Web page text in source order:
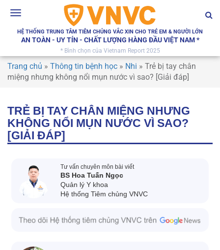
Toggle
HỆ THỐNG TRUNG TÂM TIÊM CHỦNG VẮC XIN CHO TRẺ EM & NGƯỜI LỚN
AN TOÀN - UY TÍN - CHẤT LƯỢNG HÀNG ĐẦU VIỆT NAM *
* Bình chọn của Vietnam Report 2025
Trang chủ » Thông tin bệnh học » Nhi » Trẻ bị tay chân
miệng nhưng không nổi mụn nước vì sao? [Giải đáp]
TRẺ BỊ TAY CHÂN MIỆNG NHƯNG
KHÔNG NỔI MỤN NƯỚC VÌ SAO?
[GIẢI ĐÁP]
Tư vấn chuyên môn bài viết
BS Hoa Tuấn Ngọc
Quản lý Y khoa
Hệ thống Tiêm chủng VNVC